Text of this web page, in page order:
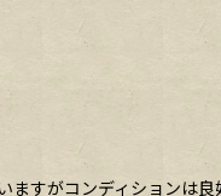
ますがコンディションは良